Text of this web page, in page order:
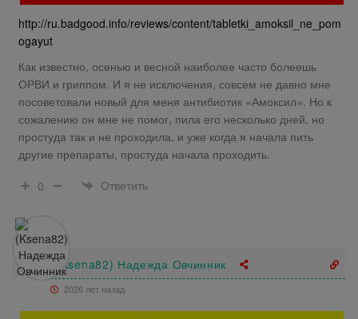
http://ru.badgood.info/reviews/content/tabletki_amoksil_ne_pom
ogayut
Как известно, осенью и весной наиболее часто болеешь
ОРВИ и гриппом. И я не исключения, совсем не давно мне
посоветовали новый для меня антибиотик «Амоксил». Но к
сожалению он мне не помог, пила его несколько дней, но
простуда так и не проходила, и уже когда я начала пить
другие препараты, простуда начала проходить.
0
Ответить
(Ksena82) Надежда Овчинник
2026 лет назад